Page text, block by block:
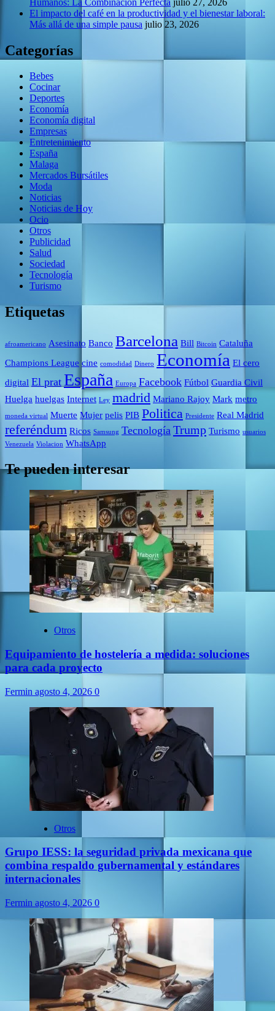
El impacto del café en la productividad y el bienestar laboral:
Más allá de una simple pausa julio 23, 2026
Categorías
Bebes
Cocinar
Deportes
Economía
Economía digital
Empresas
Entretenimiento
España
Malaga
Mercados Bursátiles
Moda
Noticias
Noticias de Hoy
Ocio
Otros
Publicidad
Salud
Sociedad
Tecnología
Turismo
Etiquetas
afroamericano Asesinato Banco Barcelona Bill Bitcoin Cataluña
Champions League cine comodidad Dinero Economía El cero
digital El prat España Europa Facebook Fútbol Guardia Civil
Huelga huelgas Internet Ley madrid Mariano Rajoy Mark metro
moneda virtual Muerte Mujer pelis PIB Politica Presidente Real Madrid
referéndum Ricos Samsung Tecnología Trump Turismo usuarios
Venezuela Violacion WhatsApp
Te pueden interesar
Otros
Equipamiento de hostelería a medida: soluciones
para cada proyecto
Fermin agosto 4, 2026 0
Otros
Grupo IESS: la seguridad privada mexicana que
combina respaldo gubernamental y estándares
internacionales
Fermin agosto 4, 2026 0